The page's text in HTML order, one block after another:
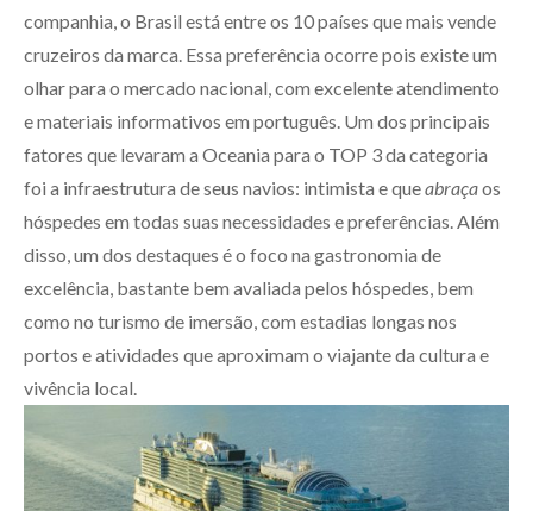
companhia, o Brasil está entre os 10 países que mais vende
cruzeiros da marca. Essa preferência ocorre pois existe um
olhar para o mercado nacional, com excelente atendimento
e materiais informativos em português. Um dos principais
fatores que levaram a Oceania para o TOP 3 da categoria
foi a infraestrutura de seus navios: intimista e queabraçaos
hóspedes em todas suas necessidades e preferências. Além
disso, um dos destaques é o foco na gastronomia de
excelência, bastante bem avaliada pelos hóspedes, bem
como no turismo de imersão, com estadias longas nos
portos e atividades que aproximam o viajante da cultura e
vivência local.